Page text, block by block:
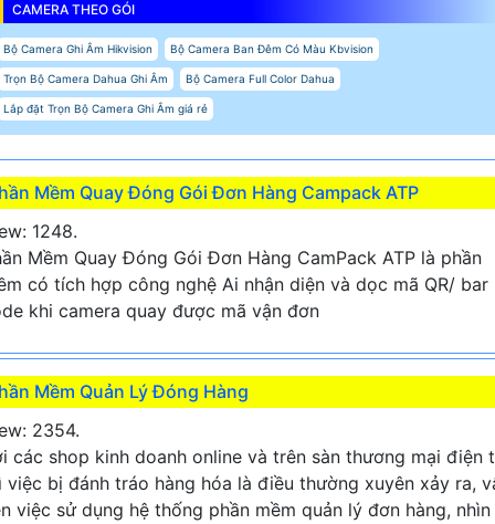
CAMERA THEO GÓI
Bộ Camera Ghi Âm Hikvision Bộ Camera Ban Đêm Có Màu Kbvision
Trọn Bộ Camera Dahua Ghi Âm Bộ Camera Full Color Dahua
Lắp đặt Trọn Bộ Camera Ghi Âm giá rẻ
Mềm Quay Đóng Gói Đơn Hàng Campack ATP
1248.
Mềm Quay Đóng Gói Đơn Hàng CamPack ATP là phần
có tích hợp công nghệ Ai nhận diện và dọc mã QR/ bar
khi camera quay được mã vận đơn
Mềm Quản Lý Đóng Hàng
2354.
các shop kinh doanh online và trên sàn thương mại điện
việc bị đánh tráo hàng hóa là điều thường xuyên xảy ra,
việc sử dụng hệ thống phần mềm quản lý đơn hàng, nhìn